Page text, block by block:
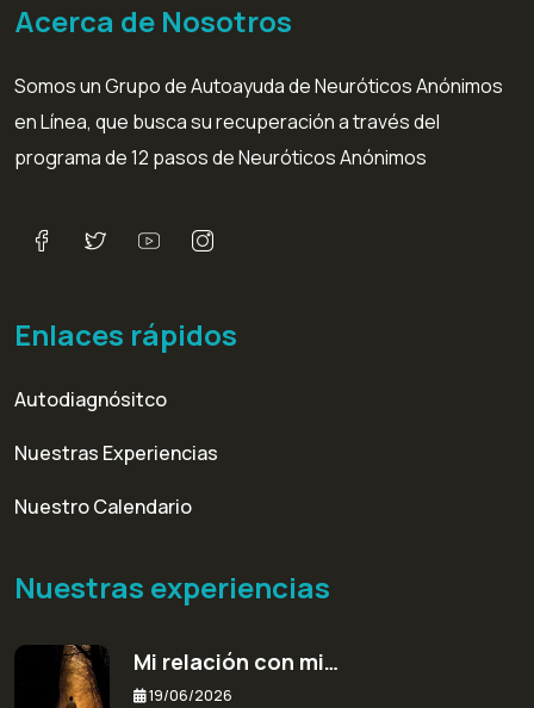
Acerca de Nosotros
Somos un Grupo de Autoayuda de Neuróticos Anónimos
en Línea, que busca su recuperación a través del
programa de 12 pasos de Neuróticos Anónimos
Enlaces rápidos
Autodiagnósitco
Nuestras Experiencias
Nuestro Calendario
Nuestras experiencias
Mi relación con mi…
19/06/2026